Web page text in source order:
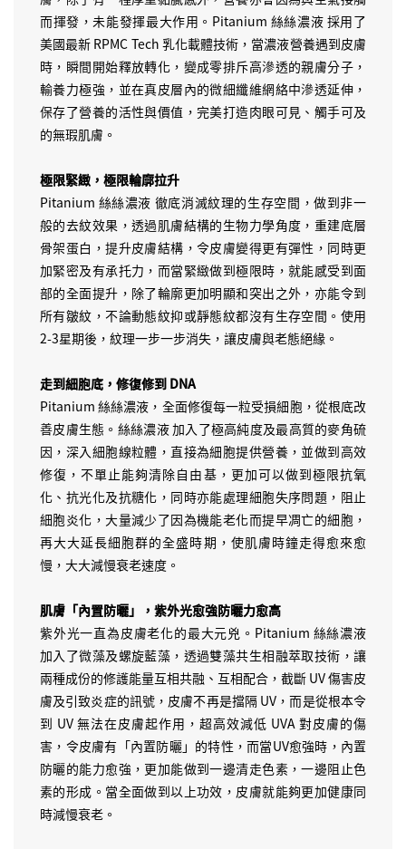
而揮發，未能發揮最大作用。Pitanium 絲絲濃液 採用了
美國最新 RPMC Tech 乳化載體技術，當濃液營養遇到皮膚
時，瞬間開始釋放轉化，變成零排斥高滲透的親膚分子，
輸養力極強，並在真皮層內的微細纖維網絡中滲透延伸，
保存了營養的活性與價值，完美打造肉眼可見、觸手可及
的無瑕肌膚。
極限緊緻，極限輪廓拉升
Pitanium 絲絲濃液 徹底消滅紋理的生存空間，做到非一
般的去紋效果，透過肌膚結構的生物力學角度，重建底層
骨架蛋白，提升皮膚結構，令皮膚變得更有彈性，同時更
加緊密及有承托力，而當緊緻做到極限時，就能感受到面
部的全面提升，除了輪廓更加明顯和突出之外，亦能令到
所有皺紋，不論動態紋抑或靜態紋都沒有生存空間。使用
2-3星期後，紋理一步一步消失，讓皮膚與老態絕緣。
走到細胞底，修復修到 DNA
Pitanium 絲絲濃液，全面修復每一粒受損細胞，從根底改
善皮膚生態。絲絲濃液 加入了極高純度及最高質的麥角硫
因，深入細胞線粒體，直接為細胞提供營養，並做到高效
修復，不單止能夠清除自由基，更加可以做到極限抗氧
化、抗光化及抗糖化，同時亦能處理細胞失序問題，阻止
細胞炎化，大量減少了因為機能老化而提早凋亡的細胞，
再大大延長細胞群的全盛時期，使肌膚時鐘走得愈來愈
慢，大大減慢衰老速度。
肌膚「內置防曬」，紫外光愈強防曬力愈高
紫外光一直為皮膚老化的最大元兇。Pitanium 絲絲濃液
加入了微藻及螺旋藍藻，透過雙藻共生相融萃取技術，讓
兩種成份的修護能量互相共融、互相配合，截斷 UV 傷害皮
膚及引致炎症的訊號，皮膚不再是擋隔 UV，而是從根本令
到 UV 無法在皮膚起作用，超高效減低 UVA 對皮膚的傷
害，令皮膚有「內置防曬」的特性，而當UV愈強時，內置
防曬的能力愈強，更加能做到一邊清走色素，一邊阻止色
素的形成。當全面做到以上功效，皮膚就能夠更加健康同
時減慢衰老。